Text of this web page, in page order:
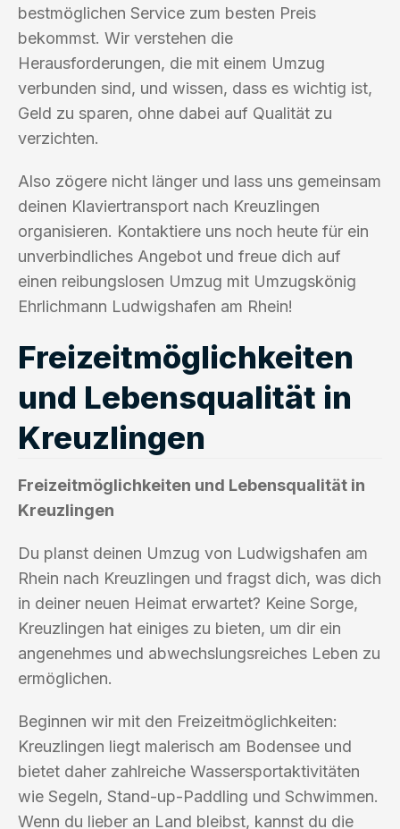
bestmöglichen Service zum besten Preis
bekommst. Wir verstehen die
Herausforderungen, die mit einem Umzug
verbunden sind, und wissen, dass es wichtig ist,
Geld zu sparen, ohne dabei auf Qualität zu
verzichten.
Also zögere nicht länger und lass uns gemeinsam
deinen Klaviertransport nach Kreuzlingen
organisieren. Kontaktiere uns noch heute für ein
unverbindliches Angebot und freue dich auf
einen reibungslosen Umzug mit Umzugskönig
Ehrlichmann Ludwigshafen am Rhein!
Freizeitmöglichkeiten
und Lebensqualität in
Kreuzlingen
Freizeitmöglichkeiten und Lebensqualität in
Kreuzlingen
Du planst deinen Umzug von Ludwigshafen am
Rhein nach Kreuzlingen und fragst dich, was dich
in deiner neuen Heimat erwartet? Keine Sorge,
Kreuzlingen hat einiges zu bieten, um dir ein
angenehmes und abwechslungsreiches Leben zu
ermöglichen.
Beginnen wir mit den Freizeitmöglichkeiten:
Kreuzlingen liegt malerisch am Bodensee und
bietet daher zahlreiche Wassersportaktivitäten
wie Segeln, Stand-up-Paddling und Schwimmen.
Wenn du lieber an Land bleibst, kannst du die